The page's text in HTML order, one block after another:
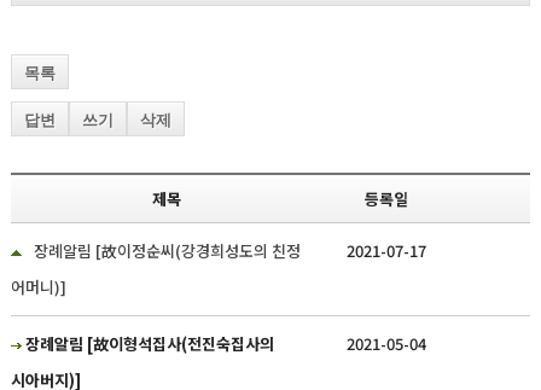
목록
답변 쓰기 삭제
제목 등록일
장례알림 [故이정순씨(강경희성도의 친정
어머니)]
2021-07-17
장례알림 [故이형석집사(전진숙집사의
시아버지)]
2021-05-04